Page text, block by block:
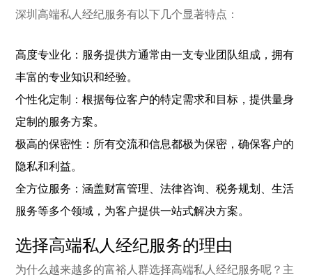
深圳高端私人经纪服务有以下几个显著特点：
高度专业化：服务提供方通常由一支专业团队组成，拥有
丰富的专业知识和经验。
个性化定制：根据每位客户的特定需求和目标，提供量身
定制的服务方案。
极高的保密性：所有交流和信息都极为保密，确保客户的
隐私和利益。
全方位服务：涵盖财富管理、法律咨询、税务规划、生活
服务等多个领域，为客户提供一站式解决方案。
选择高端私人经纪服务的理由
为什么越来越多的富裕人群选择高端私人经纪服务呢？主